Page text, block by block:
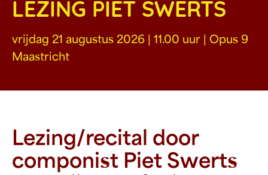
LEZING PIET SWERTS
vrijdag 21 augustus 2026 | 11.00 uur | Opus 9
Maastricht
Lezing/recital door
componist Piet Swerts